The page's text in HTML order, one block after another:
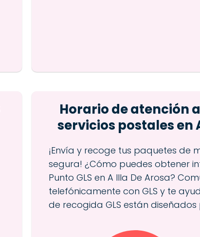
Horario de atención
servicios postales en
¡Envía y recoge tus paquetes de
segura! ¿Cómo puedes obtener
Punto GLS en A Illa De Arosa?
telefónicamente con GLS y te
de recogida GLS están diseñados